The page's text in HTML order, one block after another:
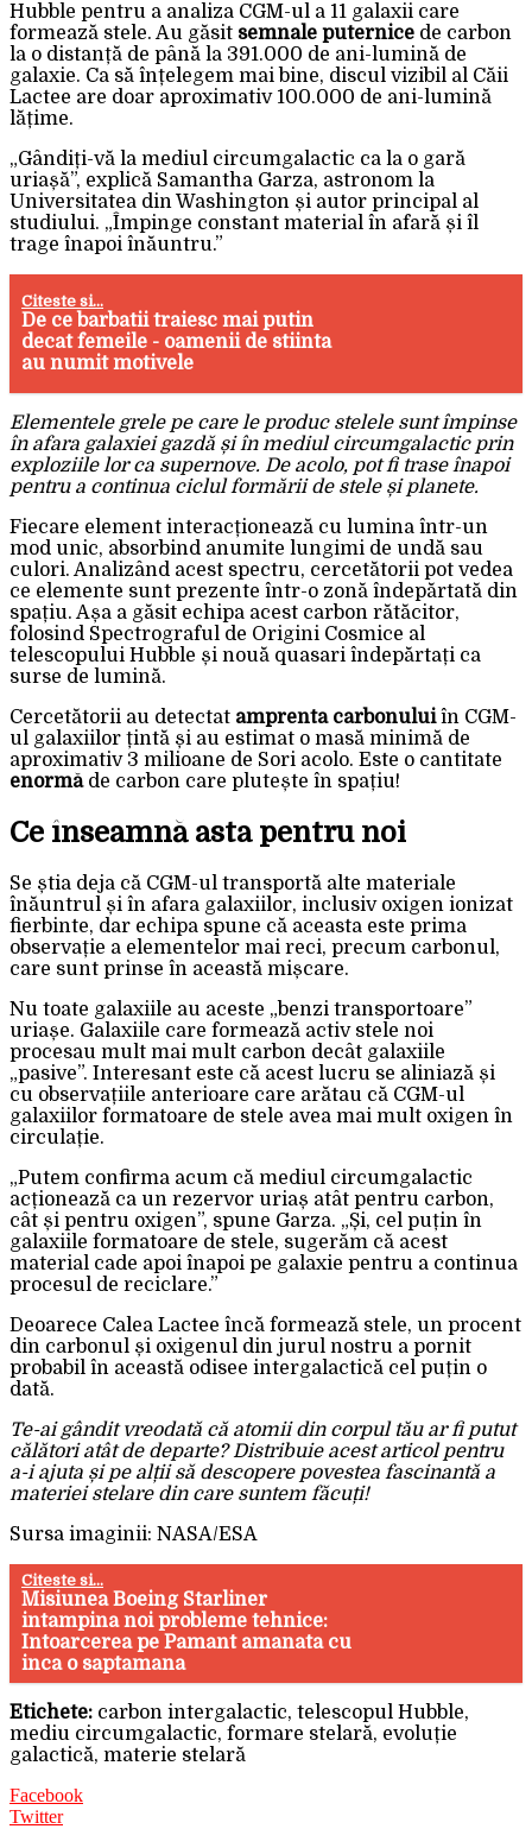
Hubble pentru a analiza CGM-ul a 11 galaxii care
formează stele. Au găsit semnale puternice de carbon
la o distanță de până la 391.000 de ani-lumină de
galaxie. Ca să înțelegem mai bine, discul vizibil al Căii
Lactee are doar aproximativ 100.000 de ani-lumină
lățime.
„Gândiți-vă la mediul circumgalactic ca la o gară
uriașă”, explică Samantha Garza, astronom la
Universitatea din Washington și autor principal al
studiului. „Împinge constant material în afară și îl
trage înapoi înăuntru.”
Citeste si...
De ce barbatii traiesc mai putin
decat femeile - oamenii de stiinta
au numit motivele
Elementele grele pe care le produc stelele sunt împinse
în afara galaxiei gazdă și în mediul circumgalactic prin
exploziile lor ca supernove. De acolo, pot fi trase înapoi
pentru a continua ciclul formării de stele și planete.
Fiecare element interacționează cu lumina într-un
mod unic, absorbind anumite lungimi de undă sau
culori. Analizând acest spectru, cercetătorii pot vedea
ce elemente sunt prezente într-o zonă îndepărtată din
spațiu. Așa a găsit echipa acest carbon rătăcitor,
folosind Spectrograful de Origini Cosmice al
telescopului Hubble și nouă quasari îndepărtați ca
surse de lumină.
Cercetătorii au detectat amprenta carbonuluiîn CGM-
ul galaxiilor țintă și au estimat o masă minimă de
aproximativ 3 milioane de Sori acolo. Este o cantitate
enormăde carbon care plutește în spațiu!
Ce înseamnă asta pentru noi
Se știa deja că CGM-ul transportă alte materiale
înăuntrul și în afara galaxiilor, inclusiv oxigen ionizat
fierbinte, dar echipa spune că aceasta este prima
observație a elementelor mai reci, precum carbonul,
care sunt prinse în această mișcare.
Nu toate galaxiile au aceste „benzi transportoare”
uriașe. Galaxiile care formează activ stele noi
procesau mult mai mult carbon decât galaxiile
„pasive”. Interesant este că acest lucru se aliniază și
cu observațiile anterioare care arătau că CGM-ul
galaxiilor formatoare de stele avea mai mult oxigen în
circulație.
„Putem confirma acum că mediul circumgalactic
acționează ca un rezervor uriaș atât pentru carbon,
cât și pentru oxigen”, spune Garza. „Și, cel puțin în
galaxiile formatoare de stele, sugerăm că acest
material cade apoi înapoi pe galaxie pentru a continua
procesul de reciclare.”
Deoarece Calea Lactee încă formează stele, un procent
din carbonul și oxigenul din jurul nostru a pornit
probabil în această odisee intergalactică cel puțin o
dată.
Te-ai gândit vreodată că atomii din corpul tău ar fi putut
călători atât de departe? Distribuie acest articol pentru
a-i ajuta și pe alții să descopere povestea fascinantă a
materiei stelare din care suntem făcuți!
Sursa imaginii: NASA/ESA
Citeste si...
Misiunea Boeing Starliner
intampina noi probleme tehnice:
Intoarcerea pe Pamant amanata cu
inca o saptamana
Etichete: carbon intergalactic, telescopul Hubble,
mediu circumgalactic, formare stelară, evoluție
galactică, materie stelară
Facebook
Twitter